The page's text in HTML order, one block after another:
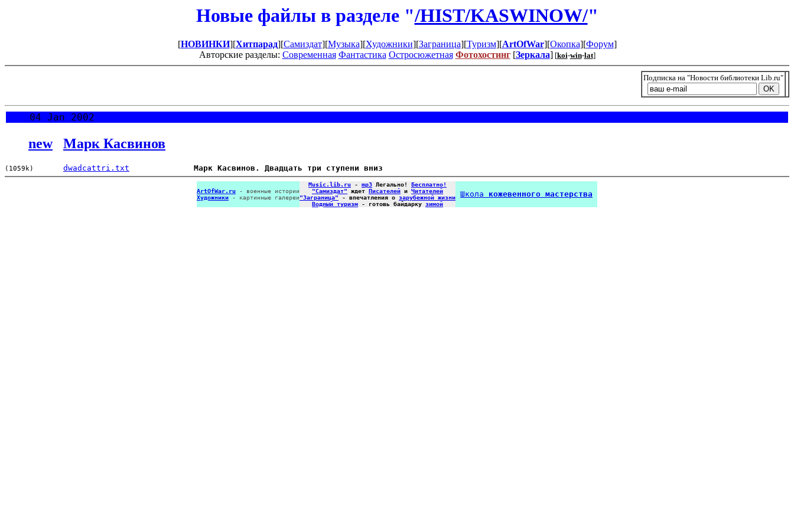
Новые файлы в разделе "/HIST/KASWINOW/"
[НОВИНКИ][Хитпарад][Самиздат][Музыка][Художники][Заграница][Туризм][ArtOfWar][Окопка][Форум]
Авторские разделы: Современная Фантастика Остросюжетная Фотохостинг[Зеркала] [koi-win-lat]
Подписка на "Новости библиотеки Lib.ru"
04 Jan 2002
new Марк Касвинов
(1059k) dwadcattri.txt Марк Касвинов. Двадцать три ступени вниз
ArtOfWar.ru - военные истории
Художники - картинные галереи
Music.lib.ru - mp3 Легально! Бесплатно!
"Самиздат" ждет Писателей и Читателей
"Заграница" - впечатления о зарубежной жизни
Водный туризм - готовь байдарку зимой
Школа кожевенного мастерства